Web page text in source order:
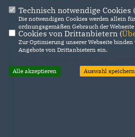
Technisch notwendige Cookies (
Die notwendigen Cookies werden allein
ordnungsgemäßen Gebrauch der
Cookies von Drittanbietern (
Zur Optimierung unserer Webseite binden
Angebote von Drittanbietern ein.
Alle akzeptieren Auswahl speichern